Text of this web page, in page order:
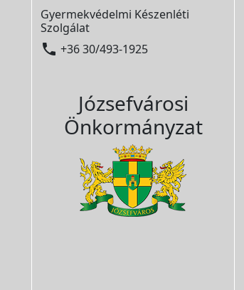
Gyermekvédelmi Készenléti
Szolgálat
 +36 30/493-1925
Józsefvárosi
Önkormányzat